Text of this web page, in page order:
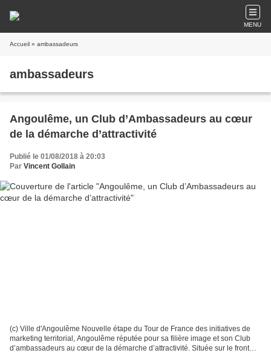
MENU
Accueil » ambassadeurs
ambassadeurs
Angoulême, un Club d’Ambassadeurs au cœur
de la démarche d’attractivité
Publié le 01/08/2018 à 20:03
Par Vincent Gollain
(c) Ville d'Angoulême Nouvelle étape du Tour de France des initiatives de
marketing territorial, Angoulême réputée pour sa filière image et son Club
d’ambassadeurs au cœur de la démarche d’attractivité. Située sur le front